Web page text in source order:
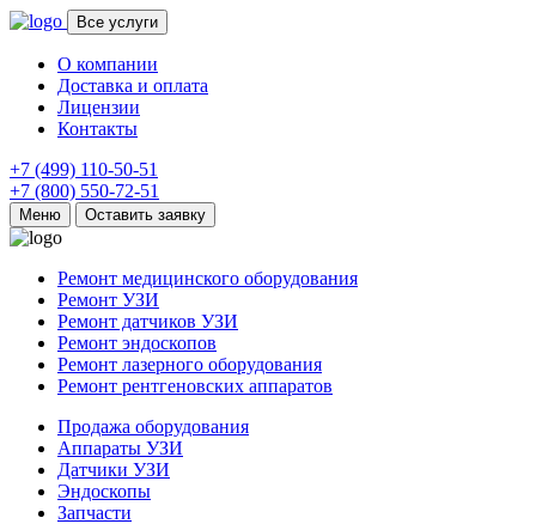
Все услуги
О компании
Доставка и оплата
Лицензии
Контакты
+7 (499) 110-50-51
+7 (800) 550-72-51
Меню Оставить заявку
Ремонт медицинского оборудования
Ремонт УЗИ
Ремонт датчиков УЗИ
Ремонт эндоскопов
Ремонт лазерного оборудования
Ремонт рентгеновских аппаратов
Продажа оборудования
Аппараты УЗИ
Датчики УЗИ
Эндоскопы
Запчасти